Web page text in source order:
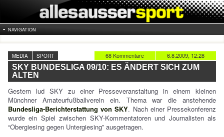
NAVIGATION
6.8.2009, 12:28
68 Kommentare
MEDIA SPORT
SKY BUNDESLIGA 09/10: ES ÄNDERT SICH ZUM
ALTEN
Gestern lud SKY zu einer Presseveranstaltung in einem kleinen
Münchner Amateurfußballverein ein. Thema war die anstehende
Bundesliga-Berichterstattung von SKY. Nach einer Pressekonferenz
wurde ein Spiel zwischen SKY-Kommentatoren und Journalisten als
“Obergiesing gegen Untergiesing” ausgetragen.